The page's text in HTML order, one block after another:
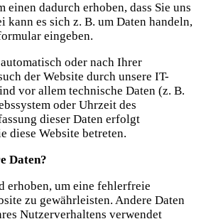
einen dadurch erhoben, dass Sie uns
kann es sich z. B. um Daten handeln,
eingeben.
oder nach Ihrer
der Website durch unsere IT-
vor allem technische Daten (z. B.
oder Uhrzeit des
dieser Daten erfolgt
diese Website betreten.
Daten?
erhoben, um eine fehlerfreie
zu gewährleisten. Andere Daten
Nutzerverhaltens verwendet